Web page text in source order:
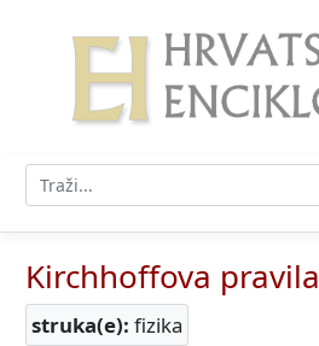
Kirchhoffova pravila
struka(e): fizika